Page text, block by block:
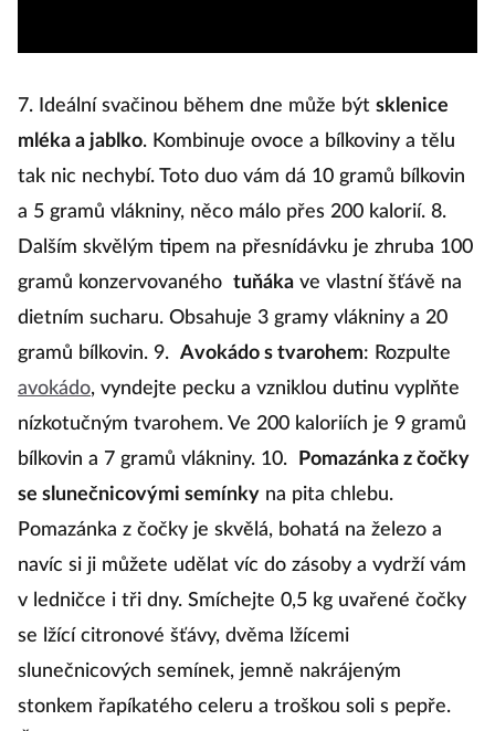
7. Ideální svačinou během dne může být sklenice
mléka a jablko. Kombinuje ovoce a bílkoviny a tělu
tak nic nechybí. Toto duo vám dá 10 gramů bílkovin
a 5 gramů vlákniny, něco málo přes 200 kalorií. 8.
Dalším skvělým tipem na přesnídávku je zhruba 100
gramů konzervovaného tuňákave vlastní šťávě na
dietním sucharu. Obsahuje 3 gramy vlákniny a 20
gramů bílkovin. 9. Avokádo s tvarohem: Rozpulte
avokádo, vyndejte pecku a vzniklou dutinu vyplňte
nízkotučným tvarohem. Ve 200 kaloriích je 9 gramů
bílkovin a 7 gramů vlákniny. 10.
Pomazánka z čočky
se slunečnicovými semínky na pita chlebu.
Pomazánka z čočky je skvělá, bohatá na železo a
navíc si ji můžete udělat víc do zásoby a vydrží vám
v ledničce i tři dny. Smíchejte 0,5 kg uvařené čočky
se lžící citronové šťávy, dvěma lžícemi
slunečnicových semínek, jemně nakrájeným
stonkem řapíkatého celeru a troškou soli s pepře.